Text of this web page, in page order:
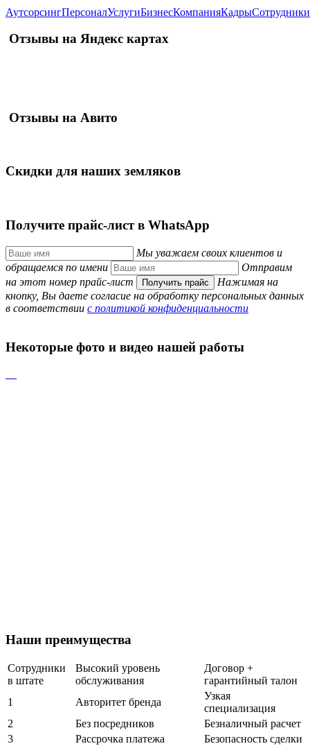
АутсорсингПерсоналУслугиБизнесКомпанияКадрыСотрудники
Отзывы на Яндекс картах
Отзывы на Авито
Скидки для наших земляков
Получите прайс-листв WhatsApp
Мы уважаем своих клиентов и
обращаемся по имени
Отправим
на этот номер прайс-лист
Получить прайс
Нажимая на
кнопку, Вы даете согласие на обработку персональных данных
в соответствии с политикой конфиденциальности
Некоторые фото и видео нашей работы
Наши преимущества
Сотрудники
в штате
Высокий уровень
обслуживания
Договор +
гарантийный талон
1
Авторитет бренда
Узкая
специализация
2
Без посредников
Безналичный расчет
3
Рассрочка платежа
Безопасность сделки